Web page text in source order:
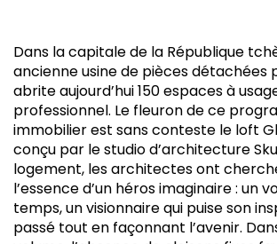
Dans la capitale de la République
ancienne usine de pièces détachées
abrite aujourd’hui 150 espaces à
professionnel. Le fleuron de ce
immobilier est sans conteste le loft
conçu par le studio d’architecture
logement, les architectes ont
l’essence d’un héros imaginaire : un
temps, un visionnaire qui puise son
passé tout en façonnant l’avenir.